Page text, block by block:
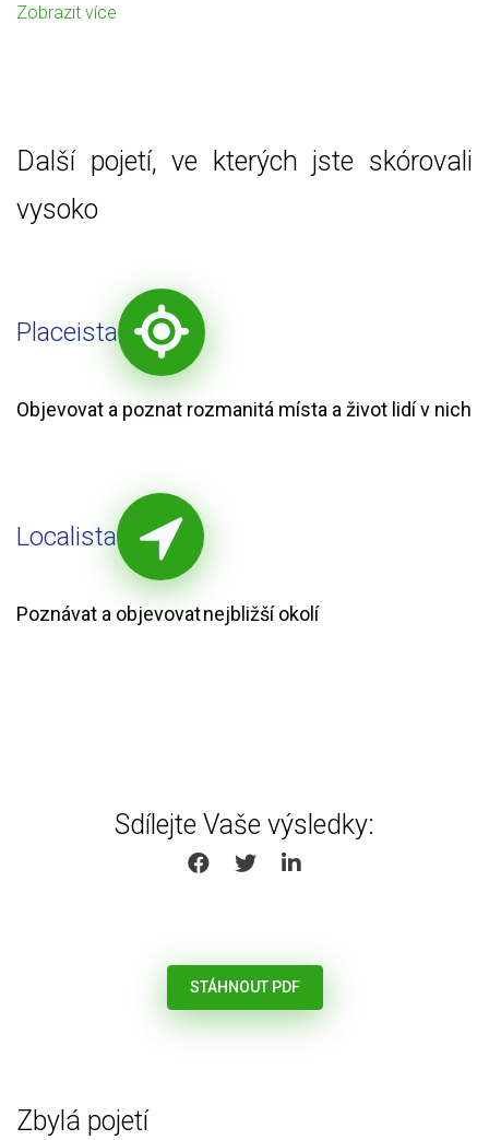
Zobrazit více
Další pojetí, ve kterých jste skórovali
vysoko
Placeista
Objevovat a poznat rozmanitá místa a život lidí v nich
Localista
Poznávat a objevovat nejbližší okolí
Sdílejte Vaše výsledky:
SHARE ON FACEBOOK
SHARE ON TWITTER
SHARE ON LINKEDIN
STÁHNOUT PDF
Zbylá pojetí